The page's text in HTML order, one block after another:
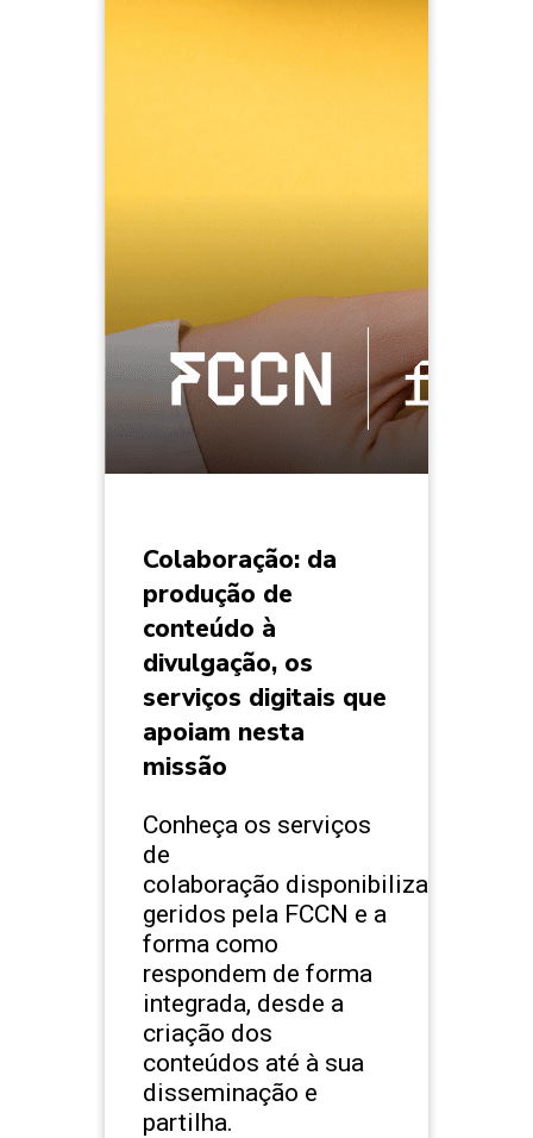
Colaboração: da
produção de
conteúdo à
divulgação, os
serviços digitais que
apoiam nesta
missão
Conheça os serviços
de
colaboração disponibilizados e
geridos pela FCCN e a
forma como
respondem de forma
integrada, desde a
criação dos
conteúdos até à sua
disseminação e
partilha.